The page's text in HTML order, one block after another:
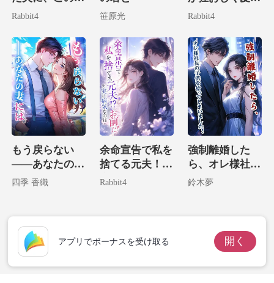
子の存在は絶対
Rabbit4 笹原光
たお宝は生まれ
Rabbit4
もう戻らない
――あなたの妻
には
四季 香織
余命宣告で私を
捨てる元夫！？
実は病気なのは
Rabbit4
強制離婚した
ら、オレ様社長
の子供を拾って
鈴木夢
アプリでボーナスを受け取る 開く